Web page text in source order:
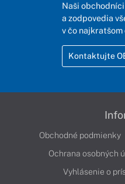
Naši
a zodpovedia
v čo najkratšom
Kontaktujte
Obchodné podmienky
Ochrana osobných
Vyhlásenie o